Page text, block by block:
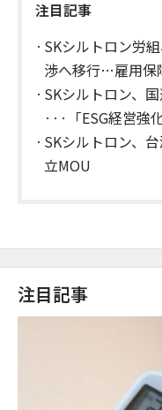
注目記事
SKシルトロン労
渉へ移行…雇用保
SKシルトロン、
···「ESG経営強化
SKシルトロン、
立MOU
注目記事